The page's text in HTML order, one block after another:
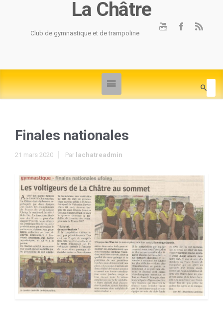
La Châtre
Club de gymnastique et de trampoline
Finales nationales
21 mars 2020 Par lachatreadmin